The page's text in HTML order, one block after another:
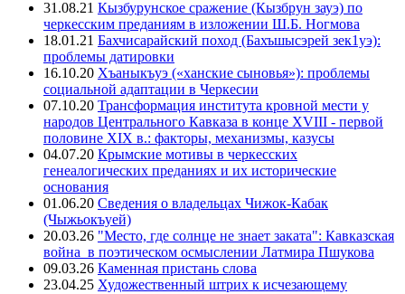
31.08.21 Кызбурунское сражение (Кызбрун зауэ) по
черкесским преданиям в изложении Ш.Б. Ногмова
18.01.21 Бахчисарайский поход (Бахъшысэрей зек1уэ):
проблемы датировки
16.10.20 Хъаныкъуэ («ханские сыновья»): проблемы
социальной адаптации в Черкесии
07.10.20 Трансформация института кровной мести у
народов Центрального Кавказа в конце XVIII - первой
половине XIX в.: факторы, механизмы, казусы
04.07.20 Крымские мотивы в черкесских
генеалогических преданиях и их исторические
основания
01.06.20 Сведения о владельцах Чижок-Кабак
(Чыжьокъуей)
20.03.26 "Место, где солнце не знает заката": Кавказская
война в поэтическом осмыслении Латмира Пшукова
09.03.26 Каменная пристань слова
23.04.25 Художественный штрих к исчезающему